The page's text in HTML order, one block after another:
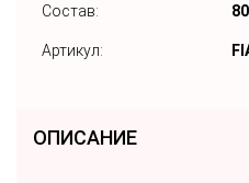
Состав:
Артикул:
ОПИСАНИЕ